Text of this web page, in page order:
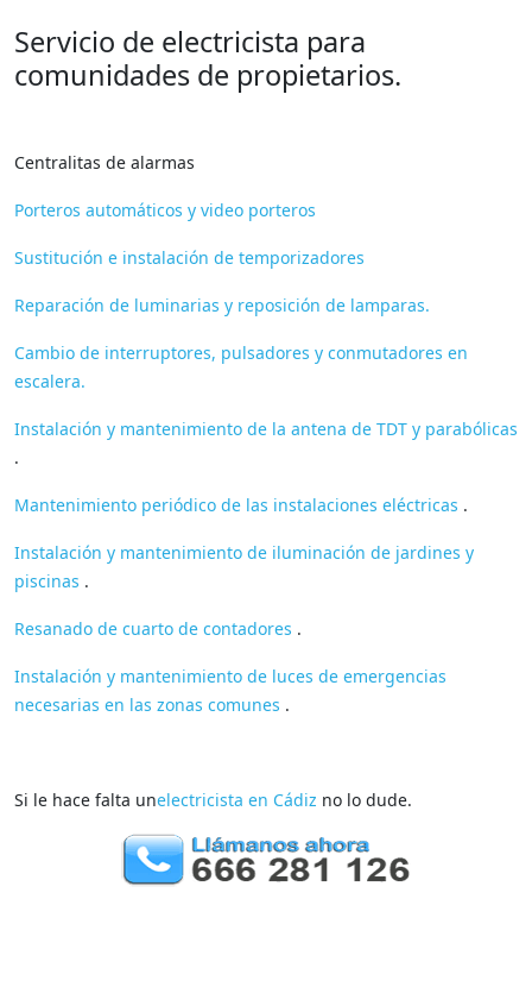
Servicio de electricista para
comunidades de propietarios.
Centralitas de alarmas
Porteros automáticos y video porteros
Sustitución e instalación de temporizadores
Reparación de luminarias y reposición de lamparas.
Cambio de interruptores, pulsadores y conmutadores en
escalera.
Instalación y mantenimiento de la antena de TDT y parabólicas
.
Mantenimiento periódico de las instalaciones eléctricas .
Instalación y mantenimiento de iluminación de jardines y
piscinas .
Resanado de cuarto de contadores .
Instalación y mantenimiento de luces de emergencias
necesarias en las zonas comunes .
Si le hace falta unelectricista en Cádiz no lo dude.